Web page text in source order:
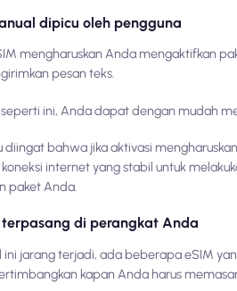
dipicu oleh pengguna
mengharuskan Anda mengaktifkan
pesan teks.
seperti ini, Anda dapat dengan mudah
diingat bahwa jika aktivasi
internet yang stabil untuk
paket Anda.
di perangkat Anda
ini jarang terjadi, ada beberapa eSIM
kapan Anda harus